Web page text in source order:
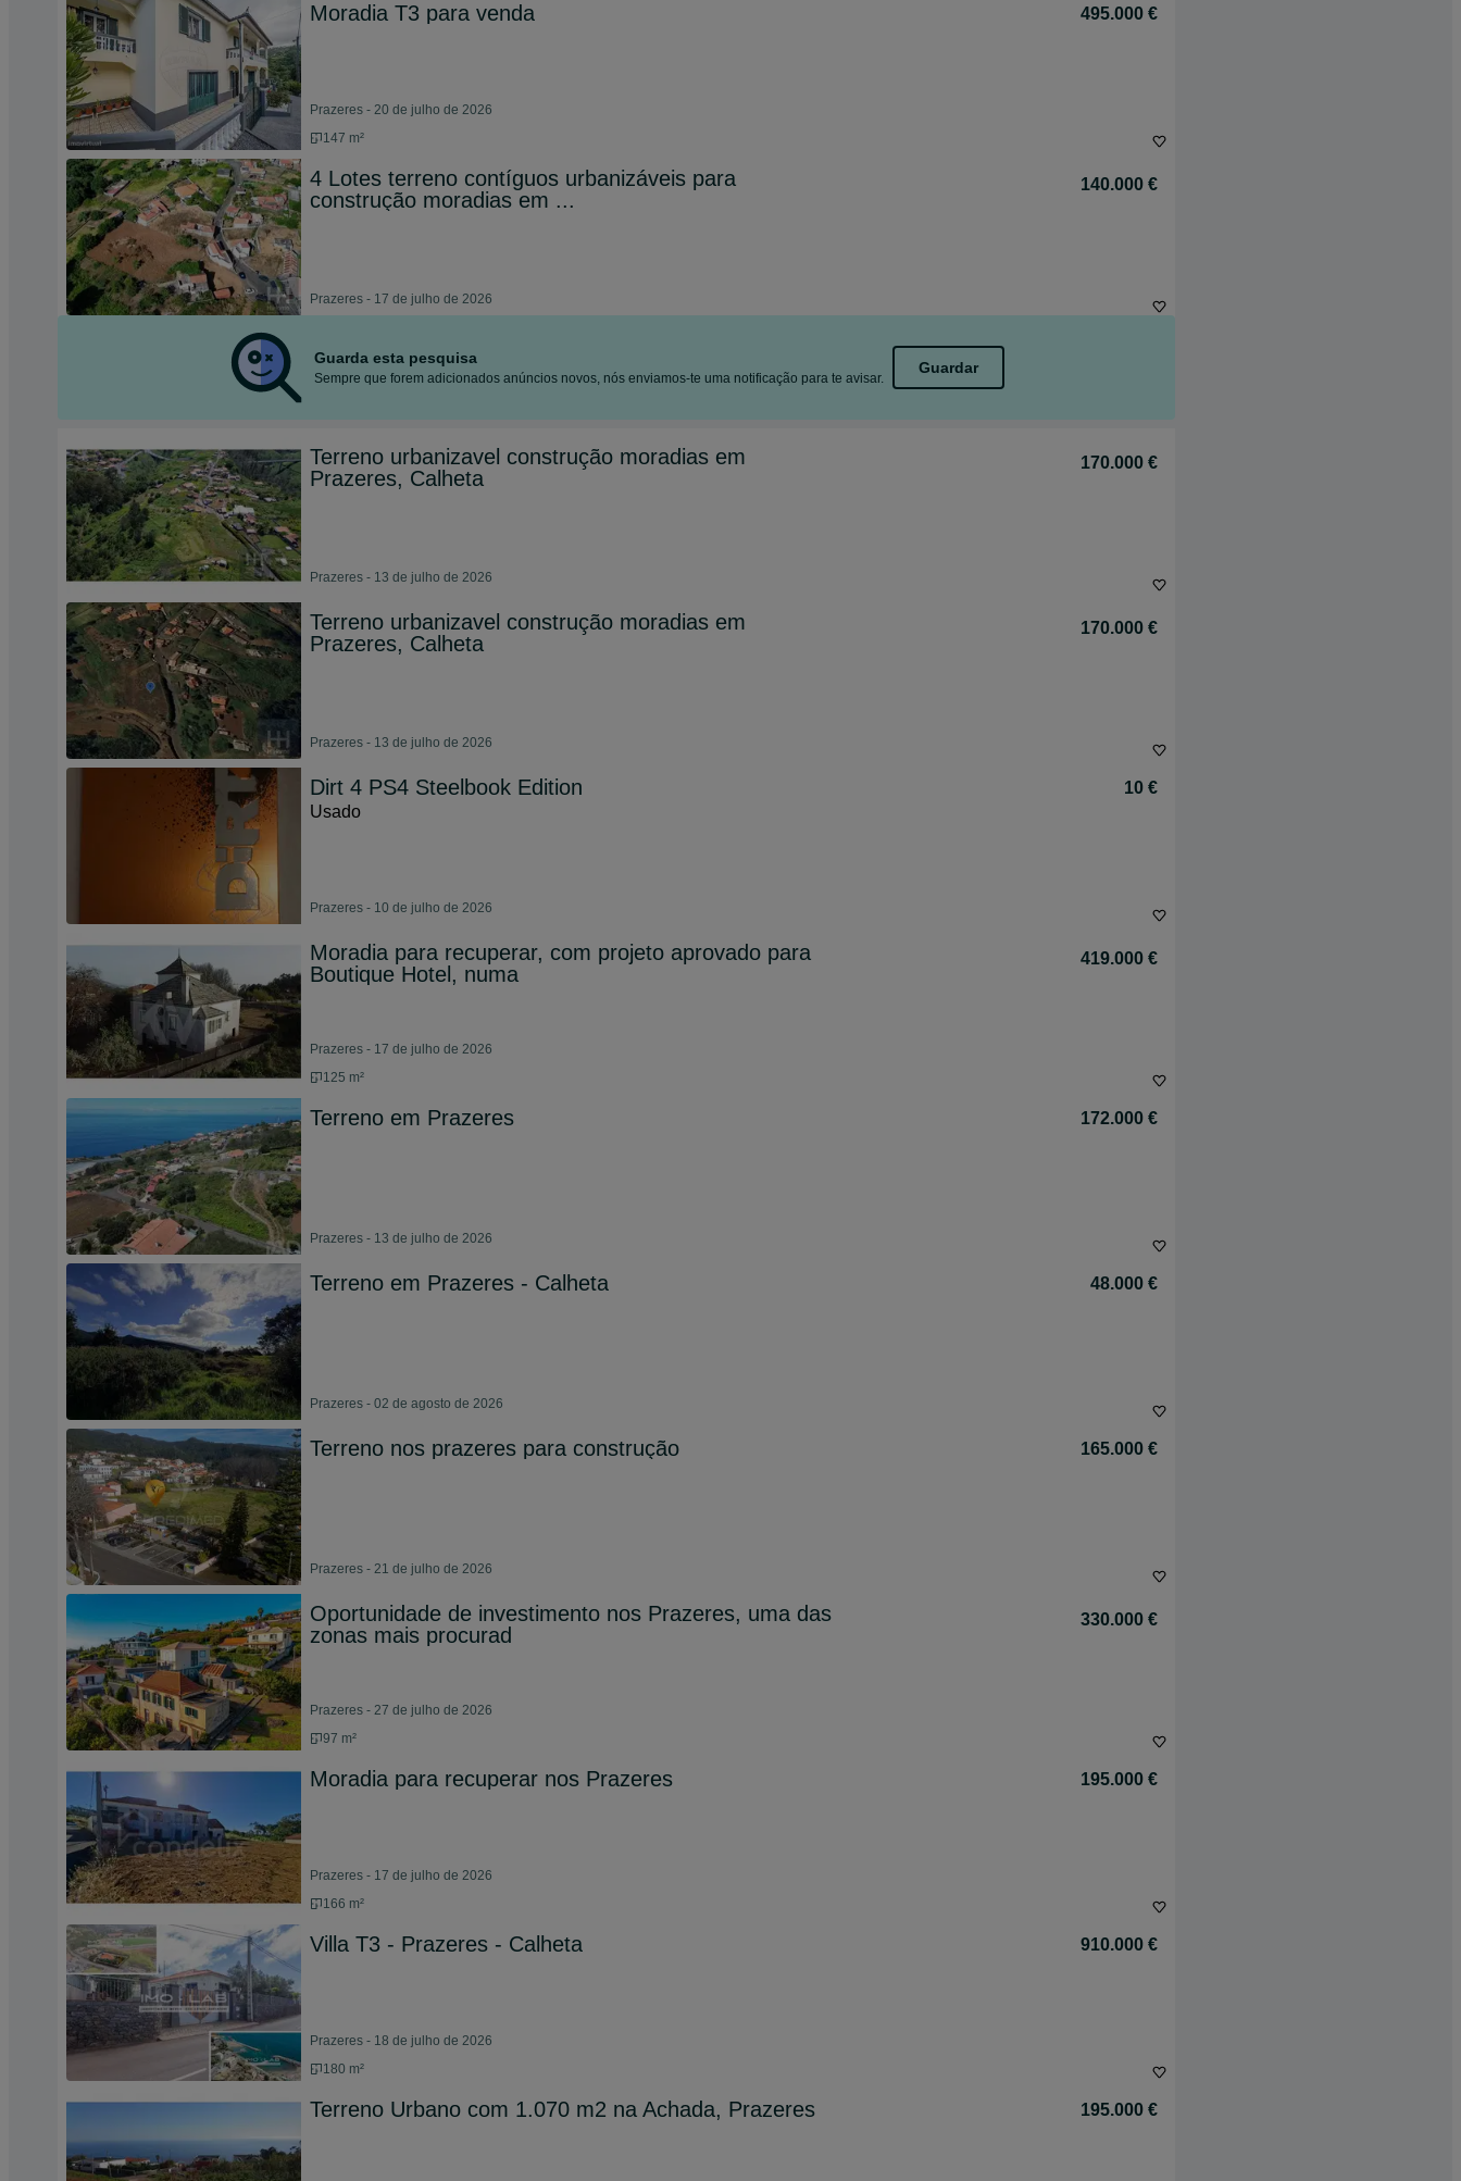
Moradia T3 para venda 495.000 €
Prazeres - 20 de julho de 2026
147 m²
4 Lotes terreno contíguos urbanizáveis para
construção moradias em ...
140.000 €
Prazeres - 17 de julho de 2026
Guarda esta pesquisa
Sempre que forem adicionados anúncios novos, nós enviamos-te uma notificação para te avisar.
Guardar
Terreno urbanizavel construção moradias em
Prazeres, Calheta
170.000 €
Prazeres - 13 de julho de 2026
Terreno urbanizavel construção moradias em
Prazeres, Calheta
170.000 €
Prazeres - 13 de julho de 2026
Dirt 4 PS4 Steelbook Edition
10 €
Usado
Prazeres - 10 de julho de 2026
Moradia para recuperar, com projeto aprovado para
Boutique Hotel, numa
419.000 €
Prazeres - 17 de julho de 2026
125 m²
Terreno em Prazeres 172.000 €
Prazeres - 13 de julho de 2026
Terreno em Prazeres - Calheta 48.000 €
Prazeres - 02 de agosto de 2026
Terreno nos prazeres para construção 165.000 €
Prazeres - 21 de julho de 2026
Oportunidade de investimento nos Prazeres, uma das
zonas mais procurad
330.000 €
Prazeres - 27 de julho de 2026
97 m²
Moradia para recuperar nos Prazeres 195.000 €
Prazeres - 17 de julho de 2026
166 m²
Villa T3 - Prazeres - Calheta 910.000 €
Prazeres - 18 de julho de 2026
180 m²
Terreno Urbano com 1.070 m2 na Achada, Prazeres 195.000 €